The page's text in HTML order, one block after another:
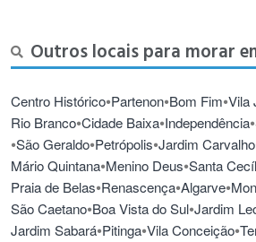
Outros locais para morar
Centro Histórico•Partenon•Bom Fim•Vila
Rio Branco•Cidade Baixa•Independência•
•São Geraldo•Petrópolis•Jardim Carvalho
Mário Quintana•Menino Deus•Santa
Praia de Belas•Renascença•Algarve•
São Caetano•Boa Vista do Sul•Jardim
Jardim Sabará•Pitinga•Vila Conceição•